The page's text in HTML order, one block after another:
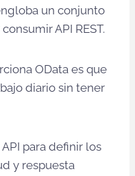
un conjunto
API REST.
OData es que
diario sin tener
para definir los
y respuesta